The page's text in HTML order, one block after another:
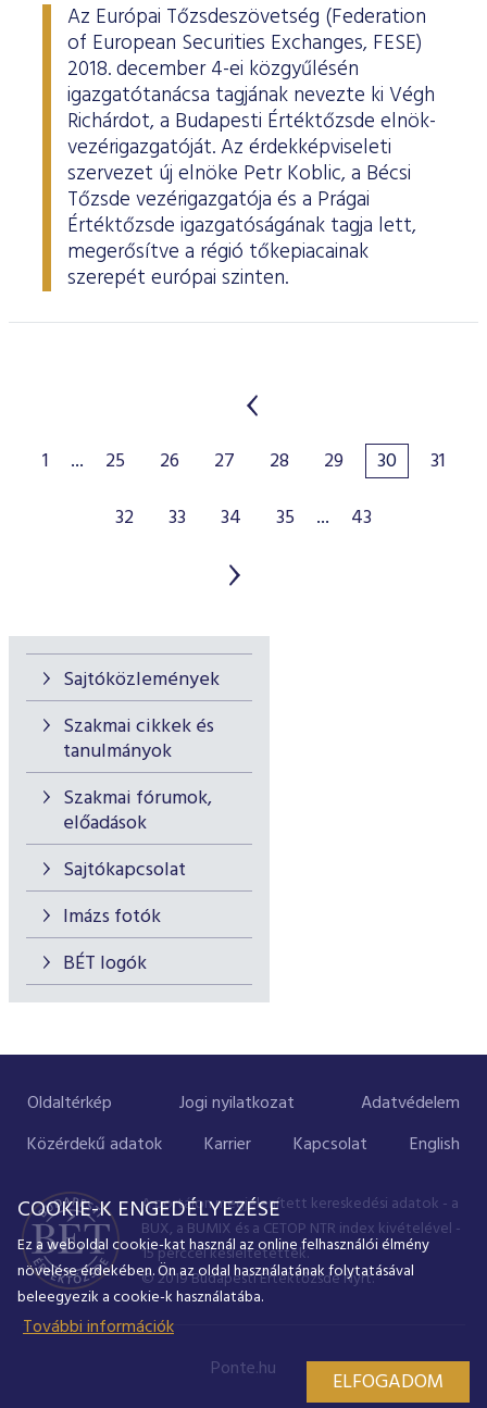
Sajtóközlemények
Szakmai cikkek és
tanulmányok
Szakmai fórumok,
előadások
Sajtókapcsolat
Imázs fotók
BÉT logók
Az Európai Tőzsdeszövetség (Federation
of European Securities Exchanges, FESE)
2018. december 4-ei közgyűlésén
igazgatótanácsa tagjának nevezte ki Végh
Richárdot, a Budapesti Értéktőzsde elnök-
vezérigazgatóját. Az érdekképviseleti
szervezet új elnöke Petr Koblic, a Bécsi
Tőzsde vezérigazgatója és a Prágai
Értéktőzsde igazgatóságának tagja lett,
megerősítve a régió tőkepiacainak
szerepét európai szinten.
1 ... 25 26 27 28 29 30
31
32
33 34 35 ... 43
Oldaltérkép Jogi nyilatkozat
Adatvédelem
Közérdekű adatok
Karrier Kapcsolat English
A portálon megjelenített kereskedési adatok - a
BUX, a BUMIX és a CETOP NTR index kivételével -
15 perccel késleltetettek.
© 2019 Budapesti Értéktőzsde Nyrt.
Ponte.hu
COOKIE-K ENGEDÉLYEZÉSE
Ez a weboldal cookie-kat használ az online felhasználói élmény
növelése érdekében. Ön az oldal használatának folytatásával
beleegyezik a cookie-k használatába.
További információk
ELFOGADOM